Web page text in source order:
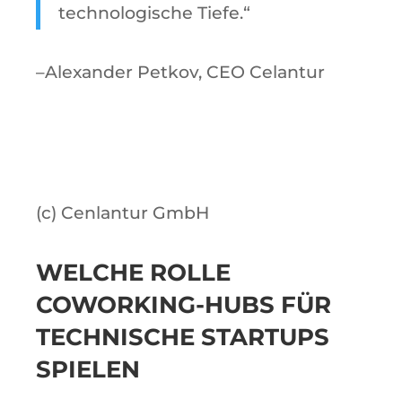
technologische Tiefe.“
–Alexander Petkov, CEO Celantur
(c) Cenlantur GmbH
WELCHE ROLLE
COWORKING-HUBS FÜR
TECHNISCHE STARTUPS
SPIELEN